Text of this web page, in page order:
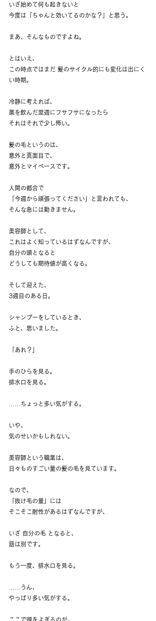
いざ始めて何も起きないと
今度は「ちゃんと効いてるのかな？」と思う。
まあ、そんなものですよね。
とはいえ、
この時点ではまだ 髪のサイクル的にも変化は出にく
い時期。
冷静に考えれば、
薬を飲んだ翌週にフサフサになったら
それはそれで少し怖い。
髪の毛というのは、
意外と真面目で、
意外とマイペースです。
人間の都合で
「今週から頑張ってください」と言われても、
そんな急には動きません。
美容師として、
これはよく知っているはずなんですが、
自分の頭となると
どうしても期待値が高くなる。
そして迎えた、
3週目のある日。
シャンプーをしているとき、
ふと、思いました。
「あれ？」
手のひらを見る。
排水口を見る。
……ちょっと多い気がする。
いや、
気のせいかもしれない。
美容師という職業は、
日々ものすごい量の髪の毛を見ています。
なので、
「抜け毛の量」には
そこそこ耐性があるはずなんですが、
いざ 自分の毛 となると、
話は別です。
もう一度、排水口を見る。
……うん、
やっぱり多い気がする。
ここで頭をよぎるのが、